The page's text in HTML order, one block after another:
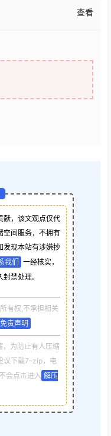
查看
献，该文观点仅代
空间服务，不拥有
发现本站有涉嫌抄
我们
一经核实，
禁处理。
有权,不承担相关
免责声明
，为防止有人压缩
议下载7-zip，电
会点击进入 解压